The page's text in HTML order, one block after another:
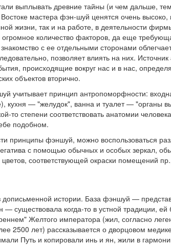
выплывать древние тайны (и чем дальше,
мастера фэн-шуй ценятся очень высоко,
жизни, так и на работе, в деятельности
количество факторов, да еще
с ее отдельными сторонами
позволяет влиять на них.
происходящие вокруг нас и в нас,
объектов вторично.
учитывает принцип антропоморфности:
кухня — "желудок", ванна и туалет — "органы
то степени соответствовать анатомии
подобном.
принципы фэншуй, можно воспользоваться
с помощью обычных и особых зеркал,
соответствующей окраски помещений
дописьменной истории. База фэншуй —
существовала когда-то в устной традиции, ей
Желтого императора (жил, согласно
2500 лет) рассказывается о дворцовом
Путь и копировали инь и ян, жили в